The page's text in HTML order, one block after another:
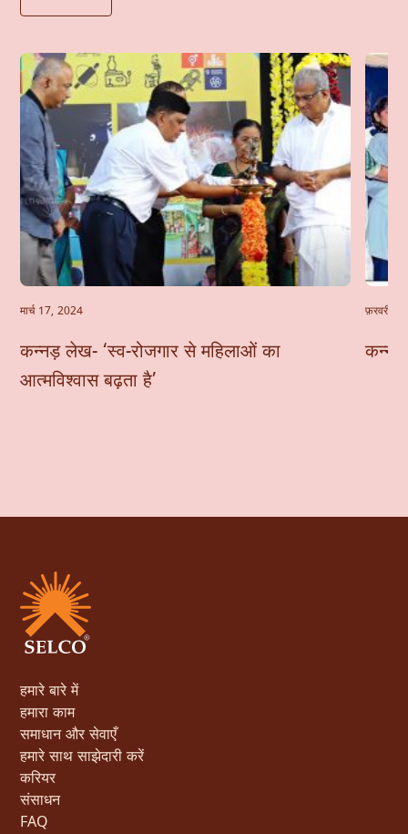
मार्च 17, 2024
कन्नड़ लेख- ‘स्व-रोजगार से महिलाओं का
आत्मविश्वास बढ़ता है’
फ़रवरी
कन्नड़
हमारे बारे में
हमारा काम
समाधान और सेवाएँ
हमारे साथ साझेदारी करें
करियर
संसाधन
FAQ